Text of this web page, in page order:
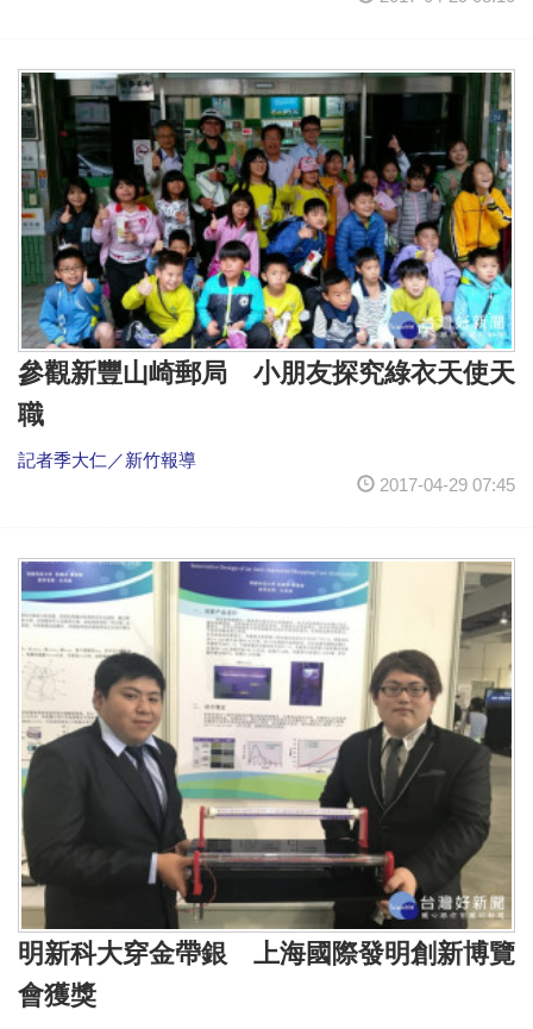
參觀新豐山崎郵局 小朋友探究綠衣天使天
職
記者季大仁／新竹報導
2017-04-29 07:45
明新科大穿金帶銀 上海國際發明創新博覽
會獲獎